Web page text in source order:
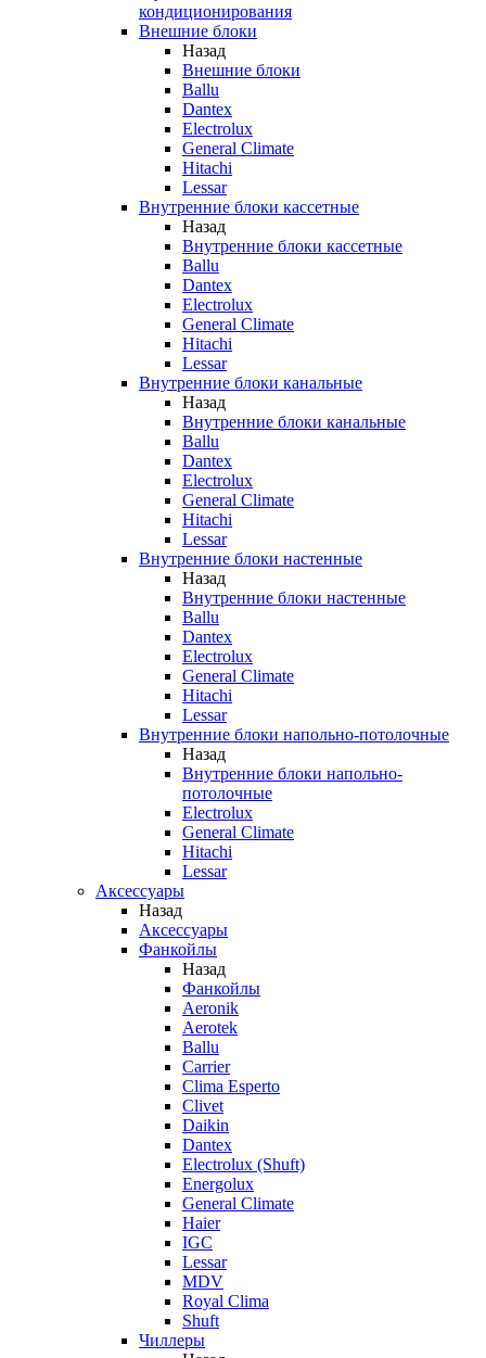
кондиционирования
Внешние блоки
Назад
Внешние блоки
Ballu
Dantex
Electrolux
General Climate
Hitachi
Lessar
Внутренние блоки кассетные
Назад
Внутренние блоки кассетные
Ballu
Dantex
Electrolux
General Climate
Hitachi
Lessar
Внутренние блоки канальные
Назад
Внутренние блоки канальные
Ballu
Dantex
Electrolux
General Climate
Hitachi
Lessar
Внутренние блоки настенные
Назад
Внутренние блоки настенные
Ballu
Dantex
Electrolux
General Climate
Hitachi
Lessar
Внутренние блоки напольно-потолочные
Назад
Внутренние блоки напольно-
потолочные
Electrolux
General Climate
Hitachi
Lessar
Аксессуары
Назад
Аксессуары
Фанкойлы
Назад
Фанкойлы
Aeronik
Aerotek
Ballu
Carrier
Clima Esperto
Clivet
Daikin
Dantex
Electrolux (Shuft)
Energolux
General Climate
Haier
IGC
Lessar
MDV
Royal Clima
Shuft
Чиллеры